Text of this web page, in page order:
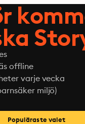
offline
varje vecka
miljö)
Populäraste valet